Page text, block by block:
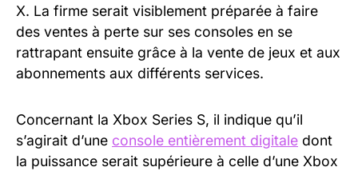
X. La firme serait visiblement préparée à faire
des ventes à perte sur ses consoles en se
rattrapant ensuite grâce à la vente de jeux et aux
abonnements aux différents services.
Concernant la Xbox Series S, il indique qu’il
s’agirait d’une console entièrement digitale dont
la puissance serait supérieure à celle d’une Xbox